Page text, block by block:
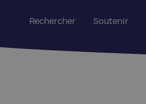
Rechercher Soutenir